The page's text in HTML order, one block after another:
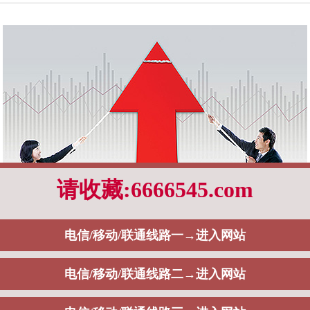
会选择建立企业网站去展现自己的相关产品和服务，而在实际运营的过中，